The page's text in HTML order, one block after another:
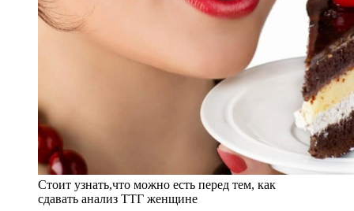
Стоит узнать,что можно есть перед тем, как
сдавать анализ ТТГ женщине